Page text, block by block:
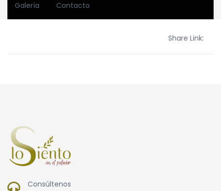
Galería
Contacto
Share Link:
Consúltenos